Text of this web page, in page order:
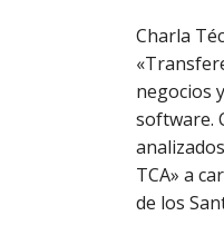
Charla
negocios
software.
TCA» a
de los